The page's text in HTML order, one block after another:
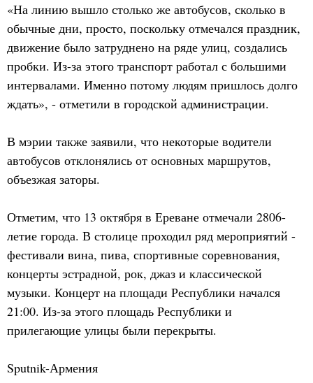
«На линию вышло столько же автобусов, сколько в
обычные дни, просто, поскольку отмечался праздник,
движение было затруднено на ряде улиц, создались
пробки. Из-за этого транспорт работал с большими
интервалами. Именно потому людям пришлось долго
ждать», - отметили в городской администрации.
В мэрии также заявили, что некоторые водители
автобусов отклонялись от основных маршрутов,
объезжая заторы.
Отметим, что 13 октября в Ереване отмечали 2806-
летие города. В столице проходил ряд мероприятий -
фестивали вина, пива, спортивные соревнования,
концерты эстрадной, рок, джаз и классической
музыки. Концерт на площади Республики начался
21:00. Из-за этого площадь Республики и
прилегающие улицы были перекрыты.
Sputnik-Армения